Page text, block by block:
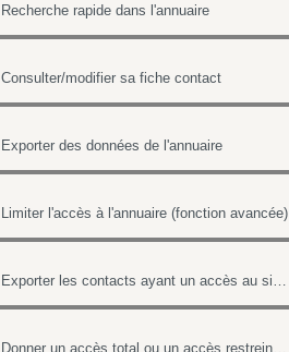
Recherche rapide dans l'annuaire
Consulter/modifier sa fiche contact
Exporter des données de l'annuaire
Limiter l'accès à l'annuaire (fonction avancée)